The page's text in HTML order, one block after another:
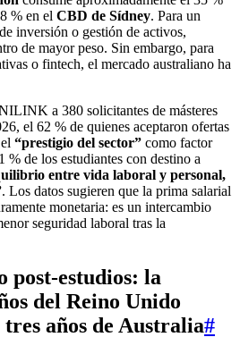
% en el CBD de Sídney. Para un
inversión o gestión de activos,
de mayor peso. Sin embargo, para
o fintech, el mercado australiano ha
a 380 solicitantes de másteres
el 62 % de quienes aceptaron ofertas
“prestigio del sector” como factor
de los estudiantes con destino a
entre vida laboral y personal,
. Los datos sugieren que la prima salarial
monetaria: es un intercambio
seguridad laboral tras la
post-estudios: la
del Reino Unido
años de Australia#